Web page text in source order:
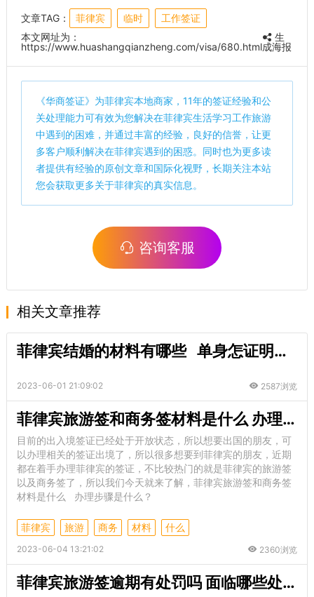
文章TAG： 菲律宾 临时
工作签证
本文网址为：
https://www.huashangqianzheng.com/visa/680.html
生
成海报
《华商签证》为菲律宾本地商家，11年的签证经验和公
关处理能力可有效为您解决在菲律宾生活学习工作旅游
中遇到的困难，并通过丰富的经验，良好的信誉，让更
多客户顺利解决在菲律宾遇到的困惑。同时也为更多读
者提供有经验的原创文章和国际化视野，长期关注本站
您会获取更多关于菲律宾的真实信息。
咨询客服
相关文章推荐
菲律宾结婚的材料有哪些 单身怎证明需要认证吗
2023-06-01 21:09:02 2587浏览
菲律宾旅游签和商务签材料是什么 办理步骤是什么
目前的出入境签证已经处于开放状态，所以想要出国的朋友，可
以办理相关的签证出境了，所以很多想要到菲律宾的朋友，近期
都在着手办理菲律宾的签证，不比较热门的就是菲律宾的旅游签
以及商务签了，所以我们今天就来了解，菲律宾旅游签和商务签
材料是什么 办理步骤是什么？
菲律宾 旅游 商务 材料 什么
2023-06-04 13:21:02 2360浏览
菲律宾旅游签逾期有处罚吗 面临哪些处罚